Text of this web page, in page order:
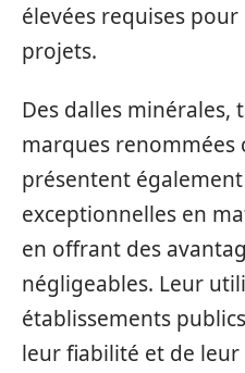
élevées requises
projets.
Des dalles minérales,
marques renommées
présentent
exceptionnelles en
en offrant des
négligeables. Leur
établissements
leur fiabilité et de